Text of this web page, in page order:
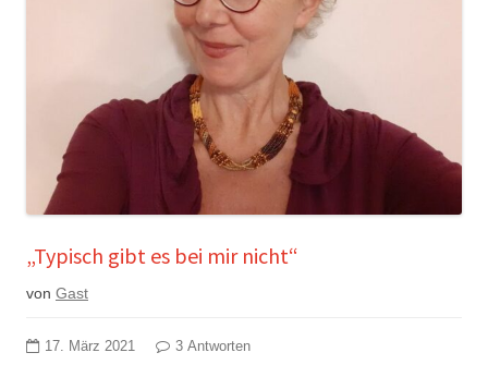
„Typisch gibt es bei mir nicht“
von Gast
17. März 2021 3 Antworten